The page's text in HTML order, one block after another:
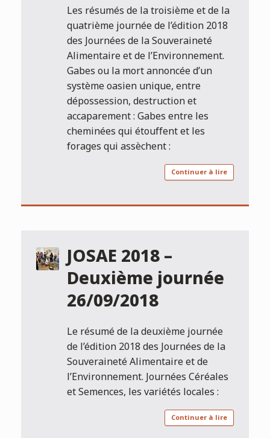
Les résumés de la troisième et de la
quatrième journée de l’édition 2018
des Journées de la Souveraineté
Alimentaire et de l’Environnement.
Gabes ou la mort annoncée d’un
système oasien unique, entre
dépossession, destruction et
accaparement : Gabes entre les
cheminées qui étouffent et les
forages qui assèchent :
Continuer à lire
JOSAE 2018 –
Deuxième journée
26/09/2018
Le résumé de la deuxième journée
de l’édition 2018 des Journées de la
Souveraineté Alimentaire et de
l’Environnement. Journées Céréales
et Semences, les variétés locales :
Continuer à lire